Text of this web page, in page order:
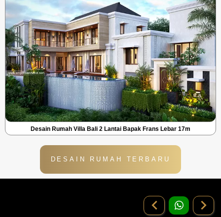
Desain Rumah Villa Bali 2 Lantai Bapak Frans Lebar 17m
DESAIN RUMAH TERBARU